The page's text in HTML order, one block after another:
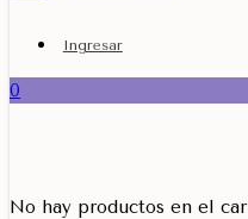
Ingresar
0
No hay productos en el